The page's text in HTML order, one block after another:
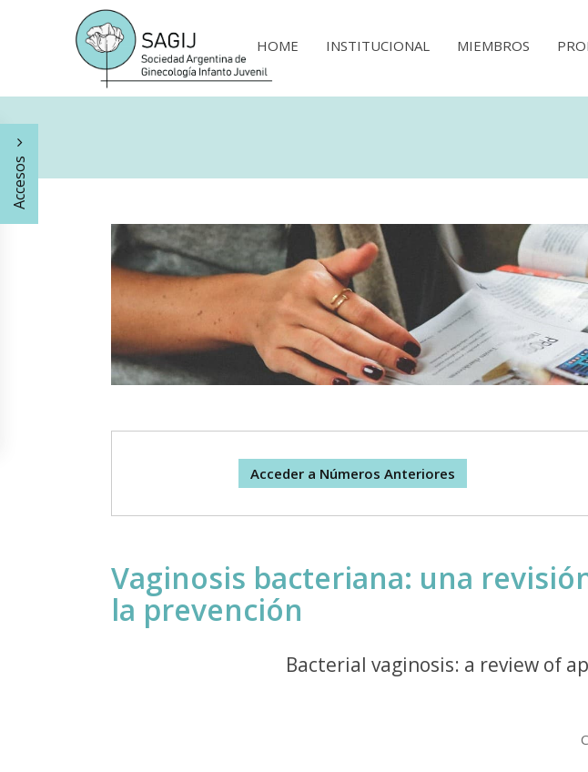
HOME INSTITUCIONAL MIEMBROS
Accesos
Acceder a Números Anteriores
Vaginosis bacteriana: una
la prevención
Bacterial vaginosis: a review of